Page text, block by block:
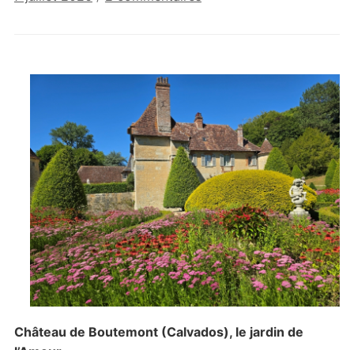
château
Boutemont
Château de Boutemont (Calvados), le jardin de